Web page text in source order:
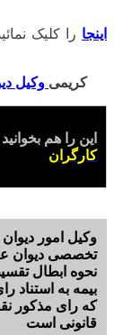
اینجا را کلیک
کریمی وکیل
این را هم
کارگران
وکیل امور
تخصصی دیوان
نحوه ابطال
بیمه به استناد
که رای مذکور
قانونی است